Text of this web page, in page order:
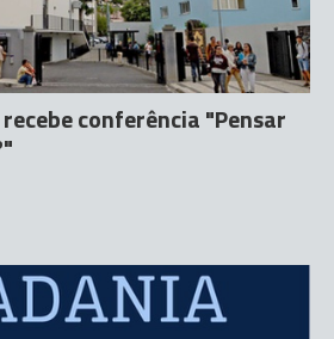
conferência "Pensar